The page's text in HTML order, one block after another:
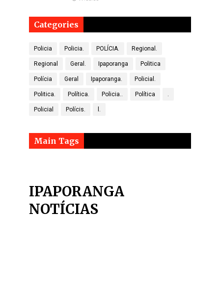
Categories
Policia Policia. POLÍCIA. Regional.
Regional Geral. Ipaporanga Politica
Polícia Geral Ipaporanga. Policial.
Politica. Política. Policia.. Política .
Policial Polícis. l.
Main Tags
IPAPORANGA
NOTÍCIAS